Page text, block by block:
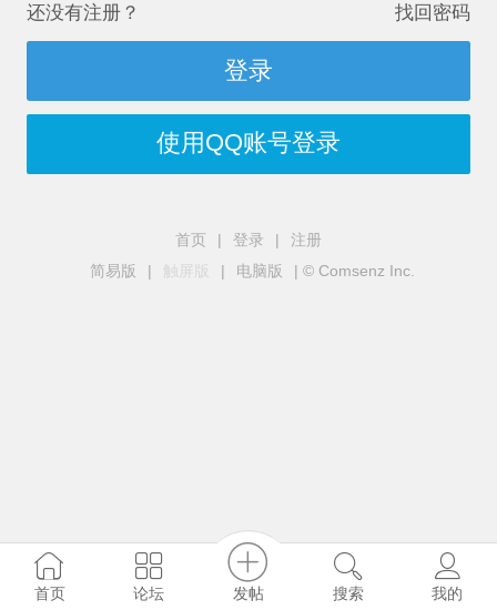
还没有注册？ 找回密码
登录
使用QQ账号登录
首页 | 登录 |
注册
简易版
| 触屏版 | 电脑版 | © Comsenz Inc.
首页 论坛 发帖 搜索 我的